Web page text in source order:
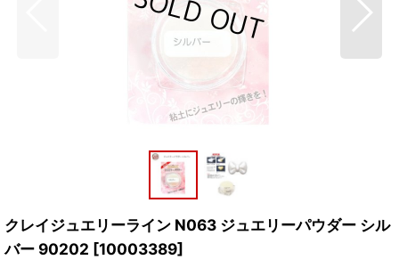
クレイジュエリーライン N063 ジュエリーパウダー シル
バー 90202 [10003389]